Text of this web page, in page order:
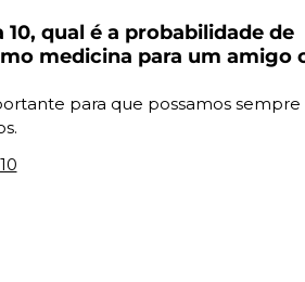
qual é a probabilidade de
medicina para um amigo
para que possamos sempre
10